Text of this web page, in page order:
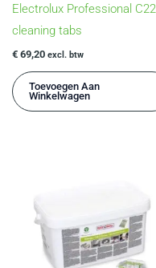
Electrolux Professional C22
cleaning tabs
€ 69,20 excl. btw
Toevoegen Aan
Winkelwagen